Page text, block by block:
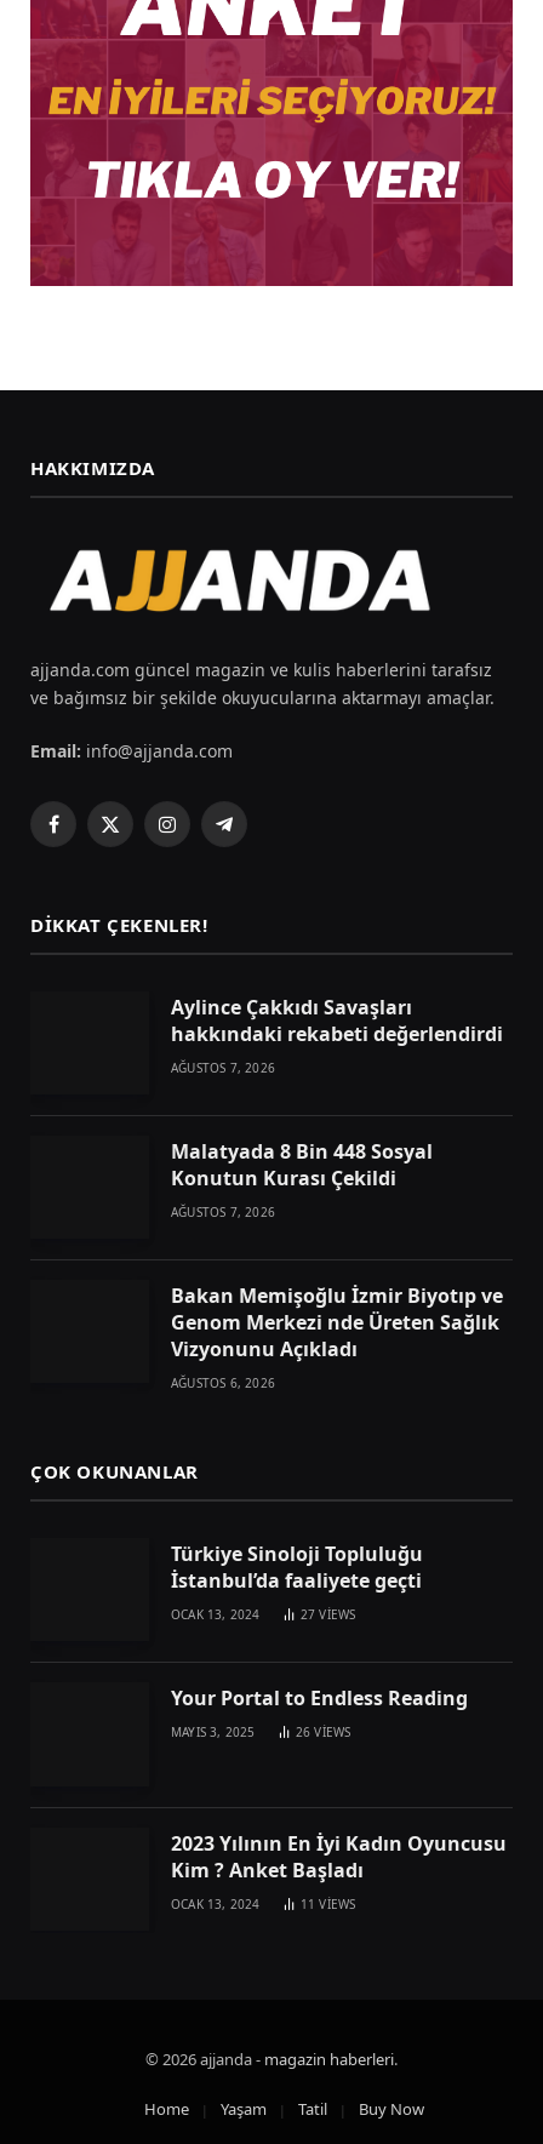
HAKKIMIZDA
ajjanda.com güncel magazin ve kulis haberlerini tarafsız
ve bağımsız bir şekilde okuyucularına aktarmayı amaçlar.
Email: info@ajjanda.com
Facebook
X
InstagramTelegram
DIKKAT ÇEKENLER!
Aylince Çakkıdı Savaşları
hakkındaki rekabeti değerlendirdi
AĞUSTOS 7, 2026
Malatyada 8 Bin 448 Sosyal
Konutun Kurası Çekildi
AĞUSTOS 7, 2026
Bakan Memişoğlu İzmir Biyotıp ve
Genom Merkezi nde Üreten Sağlık
Vizyonunu Açıkladı
AĞUSTOS 6, 2026
ÇOK OKUNANLAR
Türkiye Sinoloji Topluluğu
İstanbul’da faaliyete geçti
OCAK 13, 2024 27VIEWS
Your Portal to Endless Reading
MAYIS 3, 2025 26VIEWS
2023 Yılının En İyi Kadın Oyuncusu
Kim ? Anket Başladı
OCAK 13, 2024 11VIEWS
© 2026 ajjanda - magazin haberleri.
Home Yaşam Tatil Buy Now